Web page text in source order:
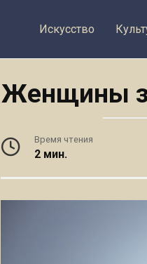
Искусство
Женщины
Время чтения
2 мин.